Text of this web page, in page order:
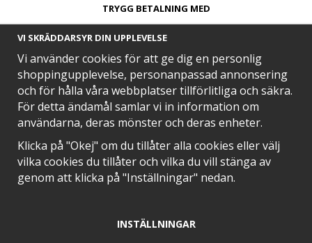
TRYGG BETALNING MED​
SNABB LEVERANS MED
EN DEL AV
VI SKRÄDDARSYR DIN UPPLEVELSE
Vi använder cookies för att ge dig en personlig
shoppingupplevelse, personanpassad annonsering
och för hålla våra webbplatser tillförlitliga och säkra.
För detta ändamål samlar vi in information om
användarna, deras mönster och deras enheter.
Klicka på "Okej" om du tillåter alla cookies eller välj
vilka cookies du tillåter och vilka du vill stänga av
genom att klicka på "Inställningar" nedan.
INSTÄLLNINGAR